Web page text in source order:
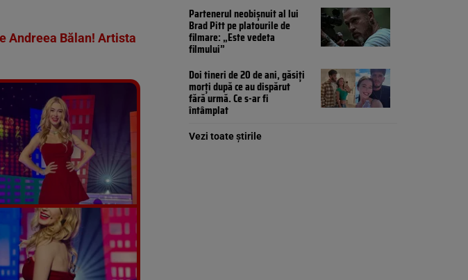
Andreea Bălan! Artista
Partenerul neobișnuit al lui
Brad Pitt pe platourile de
filmare: „Este vedeta
filmului”
Doi tineri de 20 de ani, găsiți
morți după ce au dispărut
fără urmă. Ce s-ar fi
întâmplat
Vezi toate știrile